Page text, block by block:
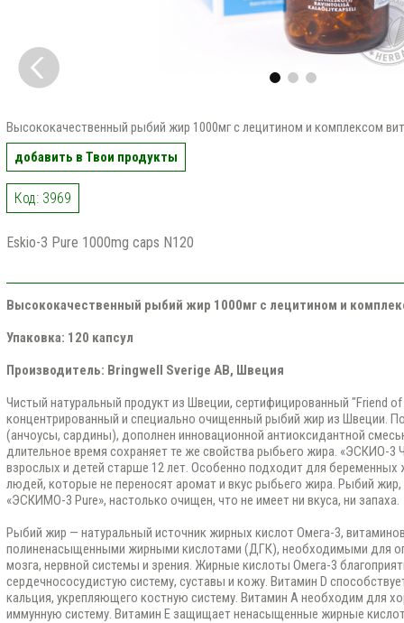
Высококачественный рыбий жир 1000мг с лецитином и комплексом
добавить в Твои продукты
Код: 3969
Eskio-3 Pure 1000mg caps N120
Высококачественный рыбий жир 1000мг с лецитином и
Упаковка: 120 капсул
Производитель: Bringwell Sverige AB, Швеция
Чистый натуральный продукт из Швеции, сертифицированный "Friend
концентрированный и специально очищенный рыбий жир из Швеции.
(анчоусы, сардины), дополнен инновационной антиоксидантной
длительное время сохраняет те же свойства рыбьего жира. «ЭСКИО-3
взрослых и детей старше 12 лет. Особенно подходит для
людей, которые не переносят аромат и вкус рыбьего жира. Рыбий
«ЭСКИМО-3 Pure», настолько очищен, что не имеет ни вкуса, ни запаха.
Рыбий жир — натуральный источник жирных кислот Омега-3,
полиненасыщенными жирными кислотами (ДГК), необходимыми для
мозга, нервной системы и зрения. Жирные кислоты Омега-3
сердечнососудистую систему, суставы и кожу. Витамин D
кальция, укрепляющего костную систему. Витамин A необходим для
иммунную систему. Витамин E защищает ненасыщенные жирные